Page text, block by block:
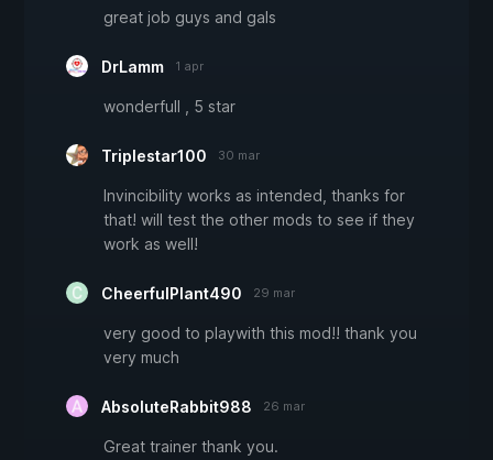
great job guys and gals
DrLamm 1 apr
wonderfull , 5 star
Triplestar100 30 mar
Invincibility works as intended, thanks for
that! will test the other mods to see if they
work as well!
CheerfulPlant490 29 mar
very good to playwith this mod!! thank you
very much
AbsoluteRabbit988 26 mar
Great trainer thank you.